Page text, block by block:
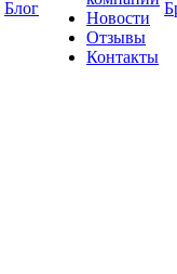
Блог
Новости
Отзывы
Контакты